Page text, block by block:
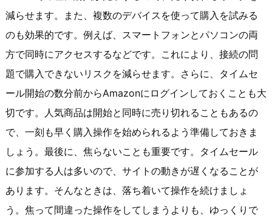
減らせます。また、複数のデバイスを使って購入を試みる
のも効果的です。例えば、スマートフォンとパソコンの両
方で同時にアクセスするなどです。これにより、接続の問
題で購入できないリスクを減らせます。さらに、タイムセ
ール開始の数分前からAmazonにログインしておくことも大
切です。人気商品は開始と同時に売り切れることもあるの
で、一刻も早く購入操作を始められるよう準備しておきま
しょう。最後に、焦らないことも重要です。タイムセール
に参加する人は多いので、サイトの動きが遅くなることが
あります。そんなときは、落ち着いて操作を続けましょ
う。焦って間違った操作をしてしまうよりも、ゆっくりで